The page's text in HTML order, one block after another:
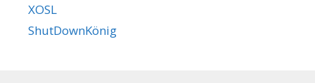
XOSL
ShutDownKönig